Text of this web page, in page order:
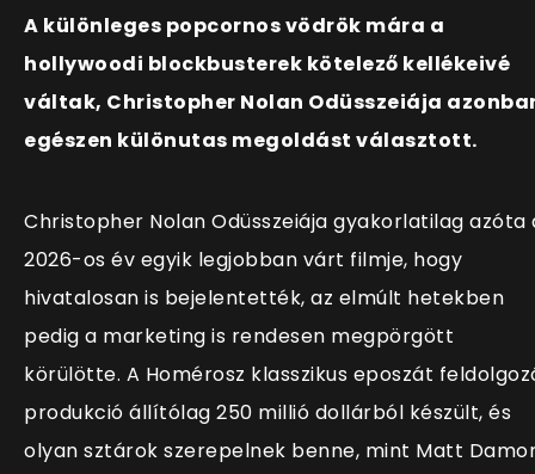
A különleges popcornos vödrök mára a
hollywoodi blockbusterek kötelező kellékeivé
váltak, Christopher Nolan Odüsszeiája
egészen különutas megoldást választott.
Christopher Nolan Odüsszeiája gyakorlatilag azóta
2026-os év egyik legjobban várt filmje, hogy
hivatalosan is bejelentették, az elmúlt hetekben
pedig a marketing is rendesen megpörgött
körülötte. A Homérosz klasszikus eposzát
produkció állítólag 250 millió dollárból készült, és
olyan sztárok szerepelnek benne, mint Matt